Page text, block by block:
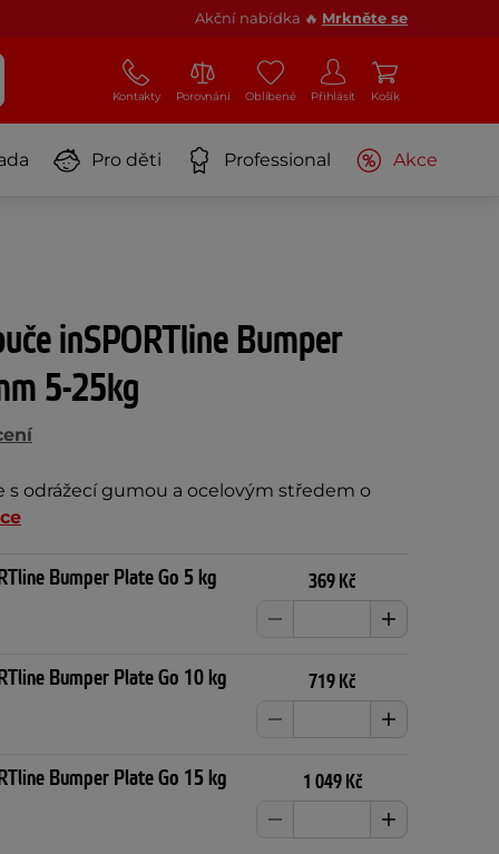
Akční nabídka 🔥 Mrkněte se
Kontakty Porovnání Oblíbené Přihlásit Košík
Pro děti Professional Akce
inSPORTline Bumper
5-25kg
s odrážecí gumou a ocelovým středem o
Bumper Plate Go 5 kg
369 Kč
Bumper Plate Go 10 kg
719 Kč
Bumper Plate Go 15 kg
1 049 Kč